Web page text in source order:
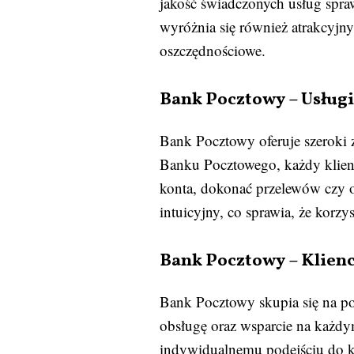
wyróżnia się również
oszczędnościowe.
Bank Pocztowy –
Bank Pocztowy oferuje
Banku Pocztowego, każdy
konta, dokonać przelewów
intuicyjny, co sprawia, że
Bank Pocztowy –
Bank Pocztowy skupia się na
obsługę oraz wsparcie na
indywidualnemu podejściu do